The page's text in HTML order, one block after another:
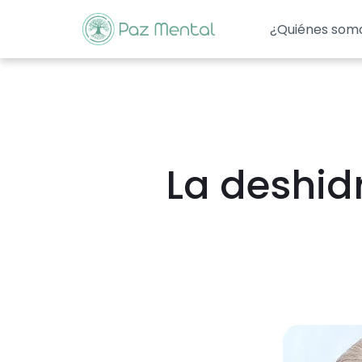
¿Quiénes
La